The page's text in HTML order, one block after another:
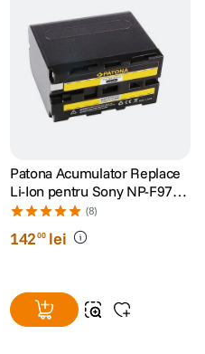
Patona Acumulator Replace
Li-Ion pentru Sony NP-F970
6600 mAh 7.2V
(8)
14200 lei